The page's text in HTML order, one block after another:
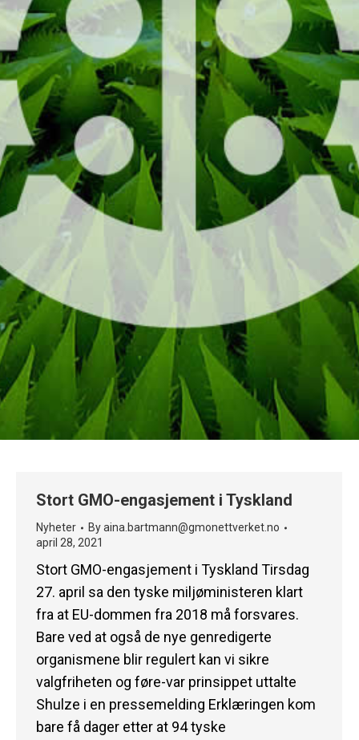
Stort GMO-engasjement i Tyskland
Nyheter Byaina.bartmann@gmonettverket.no
april 28, 2021
Stort GMO-engasjement i Tyskland Tirsdag
27. april sa den tyske miljøministeren klart
fra at EU-dommen fra 2018 må forsvares.
Bare ved at også de nye genredigerte
organismene blir regulert kan vi sikre
valgfriheten og føre-var prinsippet uttalte
Shulze i en pressemelding Erklæringen kom
bare få dager etter at 94 tyske